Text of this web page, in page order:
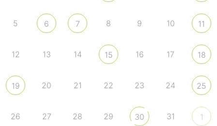
5 6 7 8 9 10 11
12 13 14 15 16 17 18
19 20 21 22 23 24 25
26 27 28 29 30 31 1